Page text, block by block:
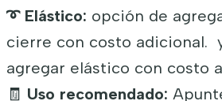
➰ Elástico: opción de
cierre con costo adicional.
agregar elástico con costo
🧾 Uso recomendado: